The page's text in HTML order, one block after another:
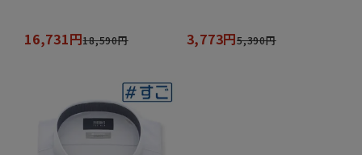
16,731円18,590円 3,773円5,390円